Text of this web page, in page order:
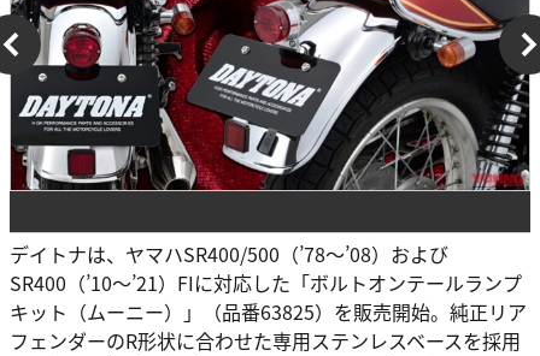
デイトナは、ヤマハSR400/500（’78～’08）および
SR400（’10～’21）FIに対応した「ボルトオンテールランプ
キット（ムーニー）」（品番63825）を販売開始。純正リア
フェンダーのR形状に合わせた専用ステンレスベースを採用